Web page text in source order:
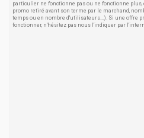
particulier ne fonctionne pas ou ne fonctionne plus,
promo retiré avant son terme par le marchand,
temps ou en nombre d'utilisateurs...). Si une offre
fonctionner, n'hésitez pas nous l'indiquer par